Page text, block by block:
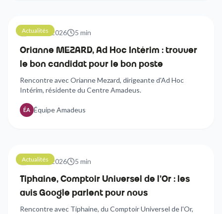
Actualités
21 avril 2026 5 min
Orianne MEZARD, Ad Hoc Intérim : trouver
le bon candidat pour le bon poste
Rencontre avec Orianne Mezard, dirigeante d'Ad Hoc
Intérim, résidente du Centre Amadeus.
ÉA Équipe Amadeus
Actualités
21 avril 2026 5 min
Tiphaine, Comptoir Universel de l'Or : les
avis Google parlent pour nous
Rencontre avec Tiphaine, du Comptoir Universel de l'Or,